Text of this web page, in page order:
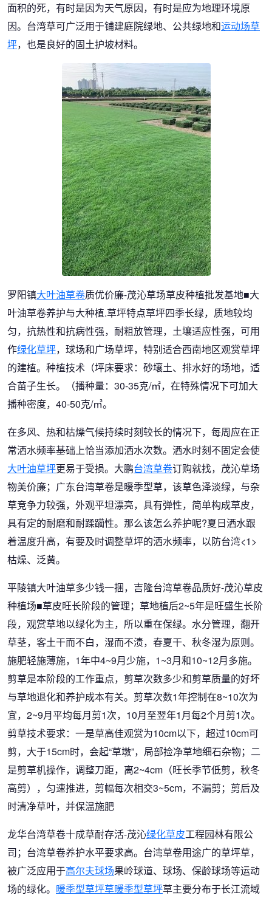
面积的死，有时是因为天气原因，有时是应为地理环境原
因。台湾草可广泛用于铺建庭院绿地、公共绿地和运动场草
坪，也是良好的固土护坡材料。
罗阳镇大叶油草卷质优价廉-茂沁草场草皮种植批发基地■大
叶油草卷养护与大种植.草坪特点草坪四季长绿，质地较均
匀，抗热性和抗病性强，耐粗放管理，土壤适应性强，可用
作绿化草坪，球场和广场草坪，特别适合西南地区观赏草坪
的建植。种植技术（坪床要求：砂壤土、排水好的场地，适
合苗子生长。（播种量：30-35克/㎡，在特殊情况下可加大
播种密度，40-50克/㎡。
在多风、热和枯燥气候持续时刻较长的情况下，每周应在正
常洒水频率基础上恰当添加洒水次数。洒水时刻不固定会使
大叶油草坪更易于受损。大鹏台湾草卷订购就找，茂沁草场
物美价廉；广东台湾草卷是暖季型草，该草色泽淡绿，与杂
草竞争力较强，外观平坦漂亮，具有弹性，简单构成草皮，
具有定的耐磨和耐蹂躏性。那么该怎么养护呢?夏日洒水跟
着温度升高，有要及时调整草坪的洒水频率，以防台湾<1>
枯燥、泛黄。
平陵镇大叶油草多少钱一捆，吉隆台湾草卷品质好-茂沁草皮
种植场■草皮旺长阶段的管理；草地植后2~5年是旺盛生长阶
段，观赏草地以绿化为主，所以重在保绿。水分管理，翻开
草茎，客土干而不白，湿而不渍，春夏干、秋冬湿为原则。
施肥轻施薄施，1年中4~9月少施，1~3月和10~12月多施。
剪草是本阶段的工作重点，剪草次数多少和剪草质量的好坏
与草地退化和养护成本有关。剪草次数1年控制在8~10次为
宜，2~9月平均每月剪1次，10月至翌年1月每2个月剪1次。
剪草技术要求：一是草高佳观赏为10cm以下，超过10cm可
剪，大于15cm时，会起“草墩”，局部捡净草地细石杂物；二
是剪草机操作，调整刀距，离2~4cm（旺长季节低剪，秋冬
高剪），匀速推进，剪幅每次相交3~5cm，不漏剪；剪后及
时清净草叶，并保温施肥
龙华台湾草卷十成草耐存活-茂沁绿化草皮工程园林有限公
司；台湾草卷养护水平要求高。台湾草卷用途广的草坪草，
被广泛应用于高尔夫球场果岭球道、球场、保龄球场等运动
场的绿化。 暖季型草坪草暖季型草坪草主要分布于长江流域